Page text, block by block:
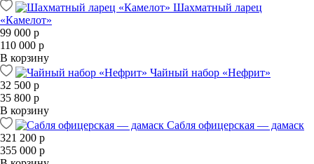
Шахматный ларец
«Камелот»
99 000 р
110 000 р
В корзину
Чайный набор «Нефрит»
32 500 р
35 800 р
В корзину
Сабля офицерская — дамаск
321 200 р
355 000 р